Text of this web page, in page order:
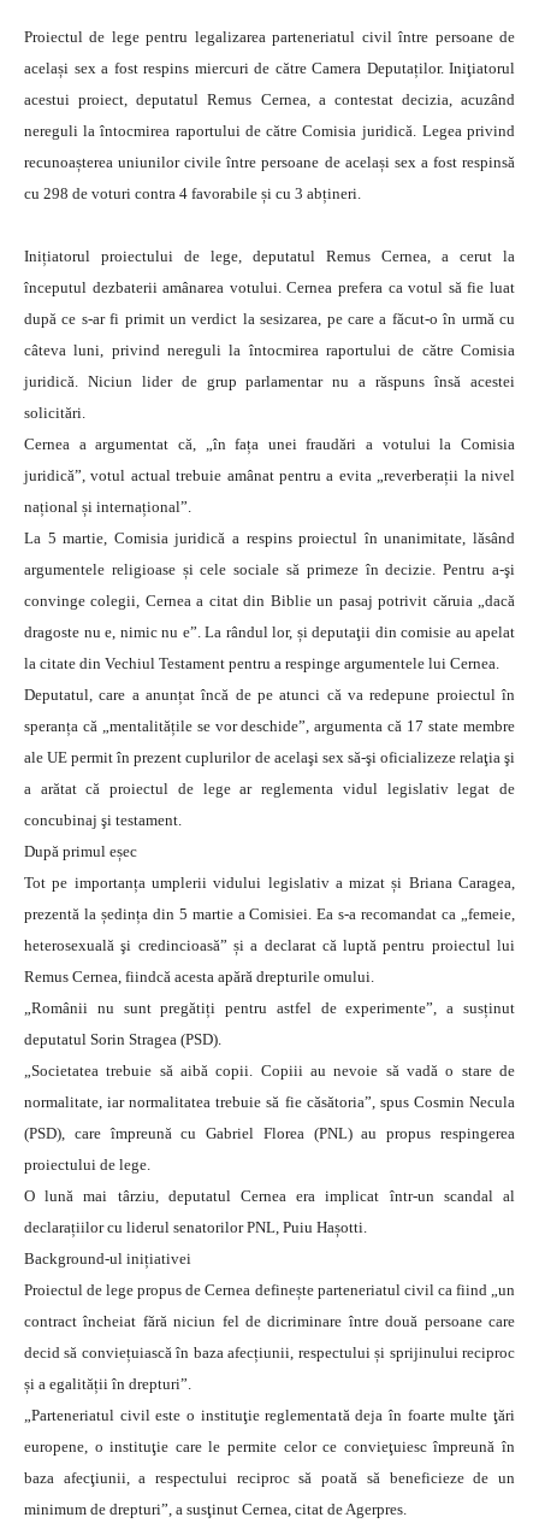
Proiectul de lege pentru legalizarea parteneriatul civil între persoane de
același sex a fost respins miercuri de către Camera Deputaților. Iniţiatorul
acestui proiect, deputatul Remus Cernea, a contestat decizia, acuzând
nereguli la întocmirea raportului de către Comisia juridică. Legea privind
recunoașterea uniunilor civile între persoane de același sex a fost respinsă
cu 298 de voturi contra 4 favorabile și cu 3 abțineri.
Inițiatorul proiectului de lege, deputatul Remus Cernea, a cerut la
începutul dezbaterii amânarea votului. Cernea prefera ca votul să fie luat
după ce s-ar fi primit un verdict la sesizarea, pe care a făcut-o în urmă cu
câteva luni, privind nereguli la întocmirea raportului de către Comisia
juridică. Niciun lider de grup parlamentar nu a răspuns însă acestei
solicitări.
Cernea a argumentat că, „în fața unei fraudări a votului la Comisia
juridică”, votul actual trebuie amânat pentru a evita „reverberații la nivel
național și internațional”.
La 5 martie, Comisia juridică a respins proiectul în unanimitate, lăsând
argumentele religioase și cele sociale să primeze în decizie. Pentru a-şi
convinge colegii, Cernea a citat din Biblie un pasaj potrivit căruia „dacă
dragoste nu e, nimic nu e”. La rândul lor, și deputaţii din comisie au apelat
la citate din Vechiul Testament pentru a respinge argumentele lui Cernea.
Deputatul, care a anunțat încă de pe atunci că va redepune proiectul în
speranța că „mentalitățile se vor deschide”, argumenta că 17 state membre
ale UE permit în prezent cuplurilor de acelaşi sex să-şi oficializeze relaţia şi
a arătat că proiectul de lege ar reglementa vidul legislativ legat de
concubinaj şi testament.
După primul eșec
Tot pe importanța umplerii vidului legislativ a mizat și Briana Caragea,
prezentă la ședința din 5 martie a Comisiei. Ea s-a recomandat ca „femeie,
heterosexuală şi credincioasă” și a declarat că luptă pentru proiectul lui
Remus Cernea, fiindcă acesta apără drepturile omului.
„Românii nu sunt pregătiți pentru astfel de experimente”, a susținut
deputatul Sorin Stragea (PSD).
„Societatea trebuie să aibă copii. Copiii au nevoie să vadă o stare de
normalitate, iar normalitatea trebuie să fie căsătoria”, spus Cosmin Necula
(PSD), care împreună cu Gabriel Florea (PNL) au propus respingerea
proiectului de lege.
O lună mai târziu, deputatul Cernea era implicat într-un scandal al
declarațiilor cu liderul senatorilor PNL, Puiu Hașotti.
Background-ul inițiativei
Proiectul de lege propus de Cernea definește parteneriatul civil ca fiind „un
contract încheiat fără niciun fel de dicriminare între două persoane care
decid să conviețuiască în baza afecțiunii, respectului și sprijinului reciproc
și a egalității în drepturi”.
„Parteneriatul civil este o instituţie reglementată deja în foarte multe ţări
europene, o instituţie care le permite celor ce convieţuiesc împreună în
baza afecţiunii, a respectului reciproc să poată să beneficieze de un
minimum de drepturi”, a susţinut Cernea, citat de Agerpres.